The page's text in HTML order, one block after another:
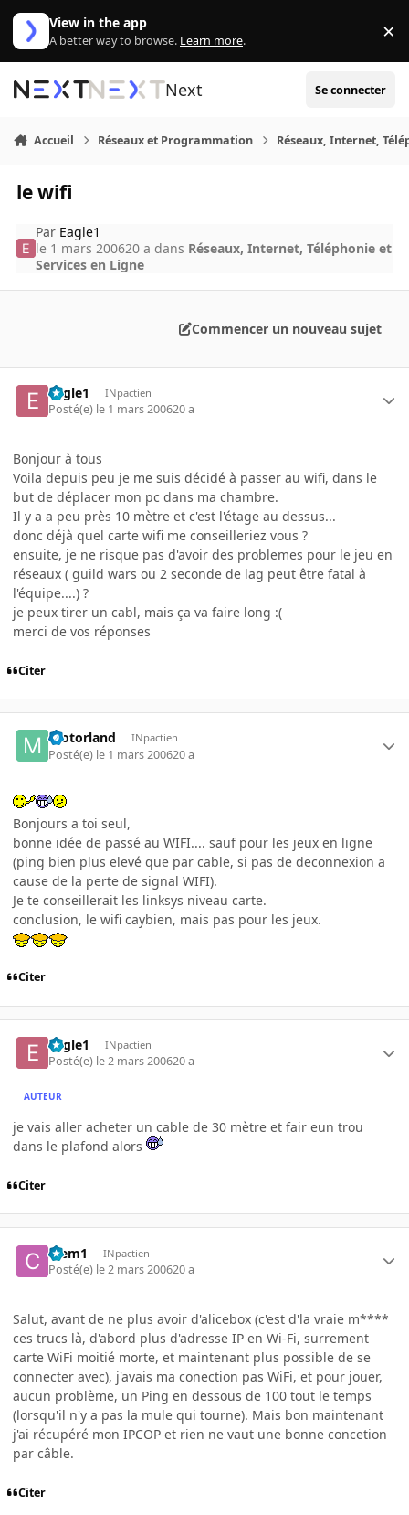
Aller au contenu
View in the app
A better way to browse. Learn more. ×
Next Se connecter
Accueil Réseaux et Programmation Réseaux, Internet,
le wifi
Par Eagle1
le 1 mars 200620 a dans Réseaux, Internet, Téléphonie et
Services en Ligne
Commencer un nouveau sujet
Eagle1 INpactien
Posté(e) le 1 mars 200620 a
Bonjour à tous
Voila depuis peu je me suis décidé à passer au wifi, dans le
but de déplacer mon pc dans ma chambre.
Il y a a peu près 10 mètre et c'est l'étage au dessus...
donc déjà quel carte wifi me conseilleriez vous ?
ensuite, je ne risque pas d'avoir des problemes pour le jeu en
réseaux ( guild wars ou 2 seconde de lag peut être fatal à
l'équipe....) ?
je peux tirer un cabl, mais ça va faire long :(
merci de vos réponses
Citer
motorland INpactien
Posté(e) le 1 mars 200620 a
Bonjours a toi seul,
bonne idée de passé au WIFI.... sauf pour les jeux en ligne
(ping bien plus elevé que par cable, si pas de deconnexion a
cause de la perte de signal WIFI).
Je te conseillerait les linksys niveau carte.
conclusion, le wifi caybien, mais pas pour les jeux.
Citer
Eagle1 INpactien
Posté(e) le 2 mars 200620 a
AUTEUR
je vais aller acheter un cable de 30 mètre et fair eun trou
dans le plafond alors
Citer
Clem1 INpactien
Posté(e) le 2 mars 200620 a
Salut, avant de ne plus avoir d'alicebox (c'est d'la vraie m****
ces trucs là, d'abord plus d'adresse IP en Wi-Fi, surrement
carte WiFi moitié morte, et maintenant plus possible de se
connecter avec), j'avais ma conection pas WiFi, et pour jouer,
aucun problème, un Ping en dessous de 100 tout le temps
(lorsqu'il n'y a pas la mule qui tourne). Mais bon maintenant
j'ai récupéré mon IPCOP et rien ne vaut une bonne concetion
par câble.
Citer